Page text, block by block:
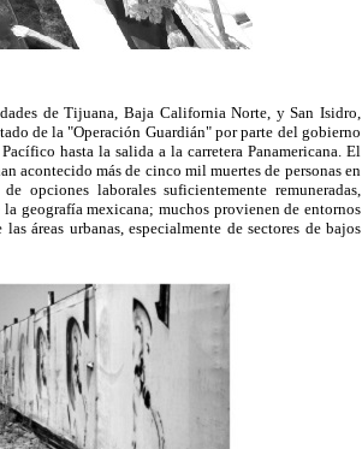
de Tijuana, Baja California Norte, y San Isidro,
de la "Operación Guardián" por parte del gobierno
hasta la salida a la carretera Panamericana. El
acontecido más de cinco mil muertes de personas en
opciones laborales suficientemente remuneradas,
geografía mexicana; muchos provienen de entornos
áreas urbanas, especialmente de sectores de bajos